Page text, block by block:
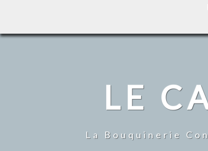
LE
La Bouquinerie